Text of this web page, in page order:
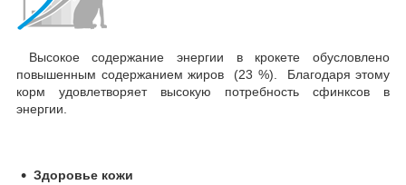
Высокое содержание энергии в крокете обусловлено
повышенным содержанием жиров (23 %). Благодаря этому
корм удовлетворяет высокую потребность сфинксов в
энергии.
Здоровье кожи